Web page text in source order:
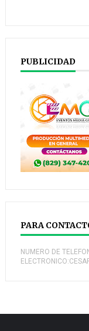
PUBLICIDAD
PARA
NUMERO DE